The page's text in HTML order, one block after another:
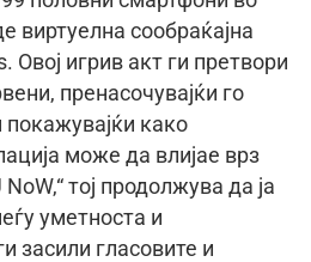
виртуелна сообраќајна
Овој игрив акт ги претвори
пренасочувајќи го
покажувајќи како
може да влијае врз
тој продолжува да ја
уметноста и
засили гласовите и